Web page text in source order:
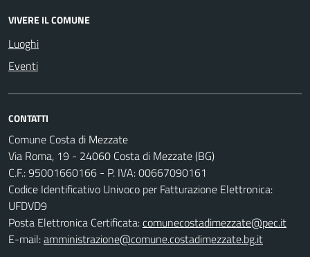
VIVERE IL COMUNE
Luoghi
Eventi
CONTATTI
Comune Costa di Mezzate
Via Roma, 19 - 24060 Costa di Mezzate (BG)
C.F.: 95001660166 - P. IVA: 00667090161
Codice Identificativo Univoco per Fatturazione Elettronica:
UFDVD9
Posta Elettronica Certificata:comunecostadimezzate@pec.it
E-mail:amministrazione@comune.costadimezzate.bg.it